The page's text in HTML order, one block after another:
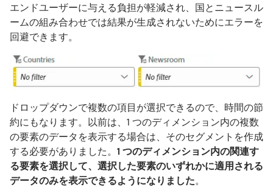
エンドユーザーに与える負担が軽減され、国とニュースル
ームの組み合わせでは結果が生成されないためにエラーを
回避できます。
ドロップダウンで複数の項目が選択できるので、時間の節
約にもなります。以前は、1 つのディメンション内の複数
の要素のデータを表示する場合は、そのセグメントを作成
する必要がありました。 1 つのディメンション内の関連す
る要素を選択して、選択した要素のいずれかに適用される
データのみを表示できるようになりました。